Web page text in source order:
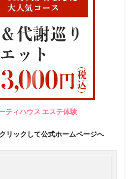
ティハウス エステ体験
リックして公式ホームページへ